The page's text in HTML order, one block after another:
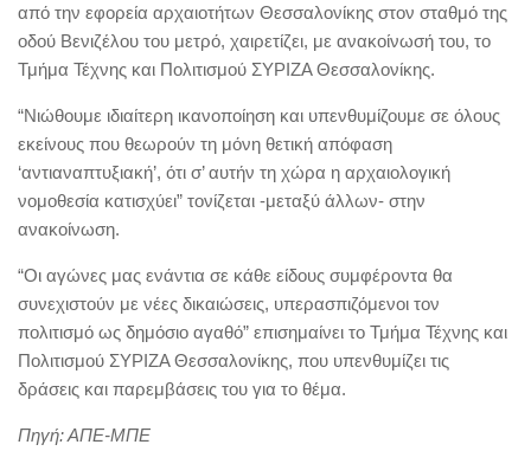
από την εφορεία αρχαιοτήτων Θεσσαλονίκης στον σταθμό της
οδού Βενιζέλου του μετρό, χαιρετίζει, με ανακοίνωσή του, το
Τμήμα Τέχνης και Πολιτισμού ΣΥΡΙΖΑ Θεσσαλονίκης.
“Νιώθουμε ιδιαίτερη ικανοποίηση και υπενθυμίζουμε σε όλους
εκείνους που θεωρούν τη μόνη θετική απόφαση
‘αντιαναπτυξιακή’, ότι σ’ αυτήν τη χώρα η αρχαιολογική
νομοθεσία κατισχύει” τονίζεται -μεταξύ άλλων- στην
ανακοίνωση.
“Οι αγώνες μας ενάντια σε κάθε είδους συμφέροντα θα
συνεχιστούν με νέες δικαιώσεις, υπερασπιζόμενοι τον
πολιτισμό ως δημόσιο αγαθό” επισημαίνει το Τμήμα Τέχνης και
Πολιτισμού ΣΥΡΙΖΑ Θεσσαλονίκης, που υπενθυμίζει τις
δράσεις και παρεμβάσεις του για το θέμα.
Πηγή: ΑΠΕ-ΜΠΕ